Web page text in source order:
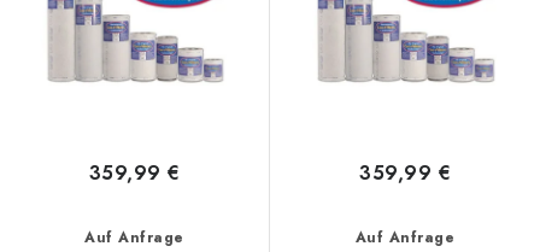
Auf Anfrage
359,99 €
Auf Anfrage
359,99 €